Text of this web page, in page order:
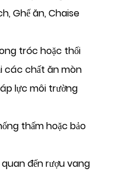
Ghế ăn, Chaise
tróc hoặc thối
các chất ăn mòn
lực môi trường
thấm hoặc bảo
đến rượu vang